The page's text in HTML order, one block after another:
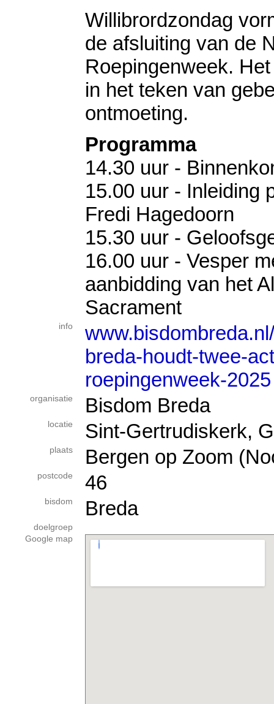
Willibrordzondag
de afsluiting van de
Roepingenweek.
in het teken van
ontmoeting.
Programma
14.30 uur -
15.00 uur - Inleiding
Fredi Hagedoorn
15.30 uur -
16.00 uur - Vesper
aanbidding van het
Sacrament
info
breda-houdt-twee-
roepingenweek-2025
organisatie Bisdom Breda
locatie Sint-Gertrudiskerk,
plaats Bergen op Zoom
postcode 46
bisdom Breda
doelgroep
Google map